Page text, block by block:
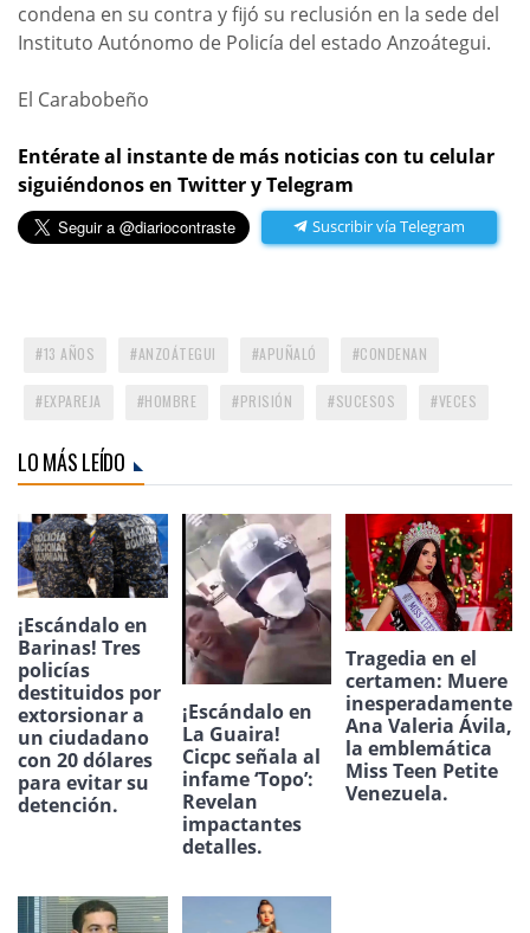
condena en su contra y fijó su reclusión en la sede del
Instituto Autónomo de Policía del estado Anzoátegui.
El Carabobeño
Entérate al instante de más noticias con tu celular
siguiéndonos en Twitter y Telegram
Suscribir vía Telegram
13 AÑOS ANZOÁTEGUI APUÑALÓ CONDENAN
EXPAREJA HOMBRE PRISIÓN SUCESOS VECES
LO MÁS LEÍDO
¡Escándalo en
Barinas! Tres
policías
destituidos por
extorsionar a
un ciudadano
con 20 dólares
para evitar su
detención.
¡Escándalo en
La Guaira!
Cicpc señala al
infame ‘Topo’:
Revelan
impactantes
detalles.
Tragedia en el
certamen: Muere
inesperadamente
Ana Valeria Ávila,
la emblemática
Miss Teen Petite
Venezuela.